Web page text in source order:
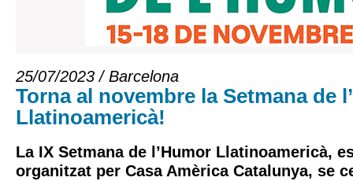
25/07/2023 / Barcelona
Torna al novembre la Setmana de
Llatinoamericà!
La IX Setmana de l’Humor Llatinoamericà,
organitzat per Casa Amèrica Catalunya, se